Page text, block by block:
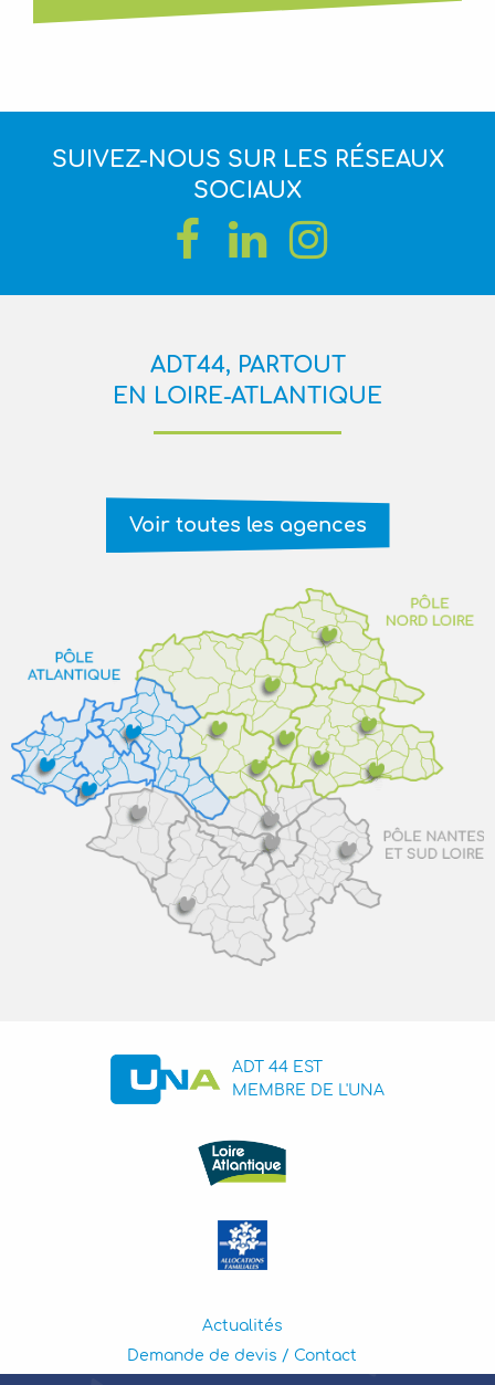
SUIVEZ-NOUS SUR LES RÉSEAUX
SOCIAUX
ADT44, PARTOUT
EN LOIRE-ATLANTIQUE
Voir toutes les agences
ADT 44 EST
MEMBRE DE L'UNA
Actualités
Demande de devis / Contact